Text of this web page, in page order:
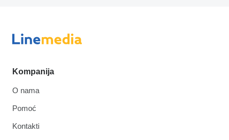
Kompanija
O nama
Pomoć
Kontakti